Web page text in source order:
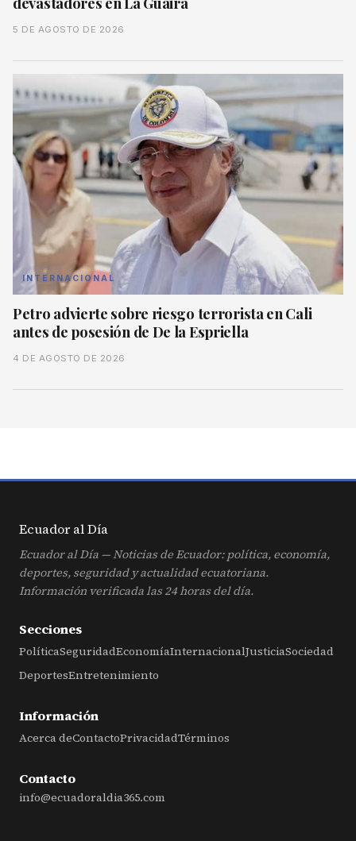
5 DE AGOSTO DE 2026
INTERNACIONAL
Petro advierte sobre riesgo terrorista en Cali
antes de posesión de De la Espriella
4 DE AGOSTO DE 2026
Ecuador alDía
Ecuador al Día — Noticias de Ecuador: política, economía,
deportes, seguridad y actualidad ecuatoriana.
Información verificada las 24 horas del día.
Secciones
PolíticaSeguridadEconomíaInternacionalJusticiaSociedad
DeportesEntretenimiento
Información
Acerca deContactoPrivacidadTérminos
Contacto
info@ecuadoraldia365.com